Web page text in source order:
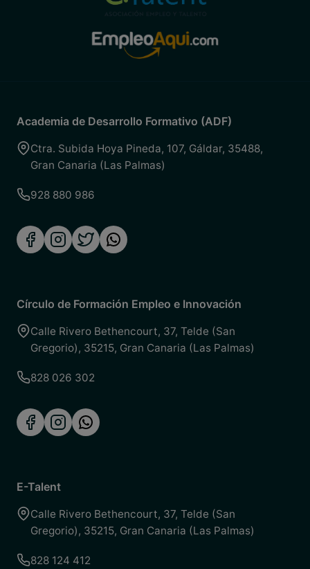
Academia de Desarrollo Formativo (ADF)
Ctra. Subida Hoya Pineda, 107, Gáldar, 35488,
Gran Canaria (Las Palmas)
928 880 986
Círculo de Formación Empleo e Innovación
Calle Rivero Bethencourt, 37, Telde (San
Gregorio), 35215, Gran Canaria (Las Palmas)
828 026 302
E-Talent
Calle Rivero Bethencourt, 37, Telde (San
Gregorio), 35215, Gran Canaria (Las Palmas)
828 124 412